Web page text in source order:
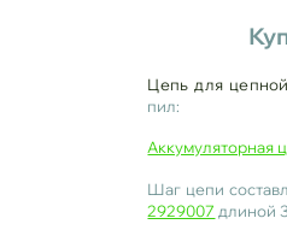
Цепь для
пил:
Аккумуляторная
Шаг цепи
2929007 длиной